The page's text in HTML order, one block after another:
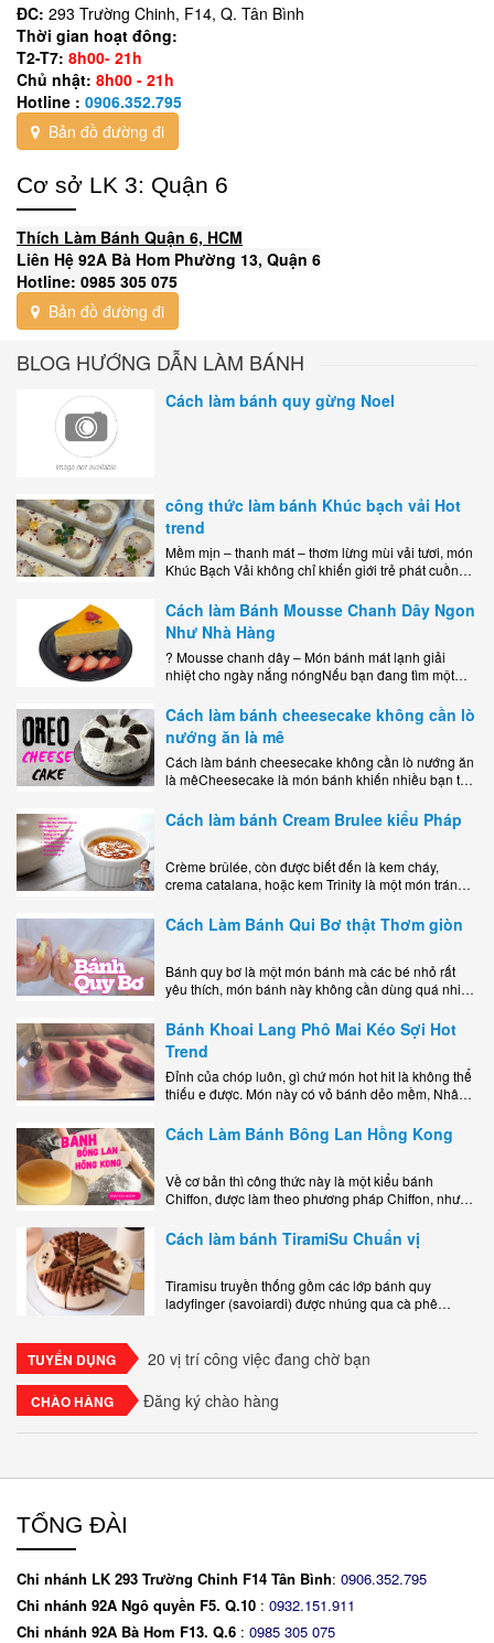
ĐC: 293 Trường Chinh, F14, Q. Tân Bình
Thời gian hoạt đông:
T2-T7: 8h00- 21h
Chủ nhật: 8h00 - 21h
Hotline : 0906.352.795
Bản đồ đường đi
Cơ sở LK 3: Quận 6
Thích Làm Bánh Quận 6, HCM
Liên Hệ 92A Bà Hom Phường 13, Quận 6
Hotline: 0985 305 075
Bản đồ đường đi
BLOG HƯỚNG DẪN LÀM BÁNH
Cách làm bánh quy gừng Noel
công thức làm bánh Khúc bạch vải Hot
trend
Mềm mịn – thanh mát – thơm lừng mùi vải tươi, món
Khúc Bạch Vải không chỉ khiến giới trẻ phát cuồng
Cách làm Bánh Mousse Chanh Dây Ngon
Như Nhà Hàng
? Mousse chanh dây – Món bánh mát lạnh giải
nhiệt cho ngày nắng nóngNếu bạn đang tìm một
dễ..
Cách làm bánh cheesecake không cần lò
nướng ăn là mê
Cách làm bánh cheesecake không cần lò nướng ăn
là mêCheesecake là món bánh khiến nhiều bạn trẻ
kem..
Cách làm bánh Cream Brulee kiểu Pháp
Crème brûlée, còn được biết đến là kem cháy,
crema catalana, hoặc kem Trinity là một món tráng
lớp..
Cách Làm Bánh Qui Bơ thật Thơm giòn
Bánh quy bơ là một món bánh mà các bé nhỏ rất
yêu thích, món bánh này không cần dùng quá nhiều
Bánh Khoai Lang Phô Mai Kéo Sợi Hot
Trend
Đỉnh của chóp luôn, gì chứ món hot hit là không thể
thiếu e được. Món này có vỏ bánh dẻo mềm, Nhân
Cách Làm Bánh Bông Lan Hồng Kong
Về cơ bản thì công thức này là một kiểu bánh
Chiffon, được làm theo phương pháp Chiffon, nhưng
ngon, làm..
Cách làm bánh TiramiSu Chuẩn vị
Tiramisu truyền thống gồm các lớp bánh quy
ladyfinger (savoiardi) được nhúng qua cà phê
TUYỂN DỤNG 20 vị trí công việc đang chờ bạn
CHÀO HÀNG Đăng ký chào hàng
TỔNG ĐÀI
Chi nhánh LK 293 Trường Chinh F14 Tân Bình: 0906.352.795
Chi nhánh 92A Ngô quyền F5. Q.10 : 0932.151.911
Chi nhánh 92A Bà Hom F13. Q.6 : 0985 305 075